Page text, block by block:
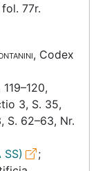
fol. 77r.
, Codex
3, S. 35,
S. 62–63, Nr.
SS)
;